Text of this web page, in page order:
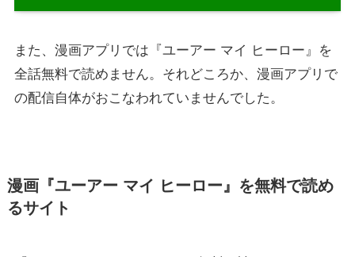
また、漫画アプリでは『ユーアー マイ ヒーロー』を
全話無料で読めません。それどころか、漫画アプリで
の配信自体がおこなわれていませんでした。
漫画『ユーアー マイ ヒーロー』を無料で読め
るサイト